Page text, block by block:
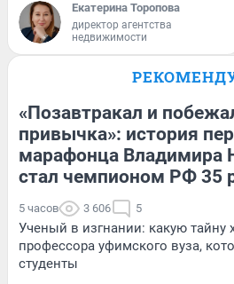
Екатерина Торопова
директор агентства
недвижимости
«Позавтракал и
привычка»: история
марафонца Владимира
стал чемпионом РФ 35
5 часов 3 606 5
Ученый в изгнании: какую тайну
профессора уфимского вуза,
студенты